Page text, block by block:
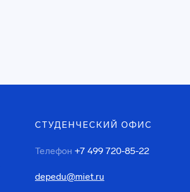
СТУДЕНЧЕСКИЙ ОФИС
Телефон +7 499 720-85-22
depedu@miet.ru